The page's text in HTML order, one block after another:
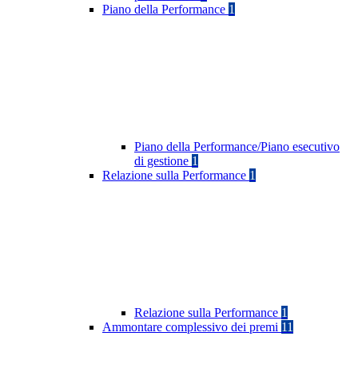
Piano della Performance 1
Piano della Performance/Piano esecutivo
di gestione 1
Relazione sulla Performance 1
Relazione sulla Performance 1
Ammontare complessivo dei premi 11